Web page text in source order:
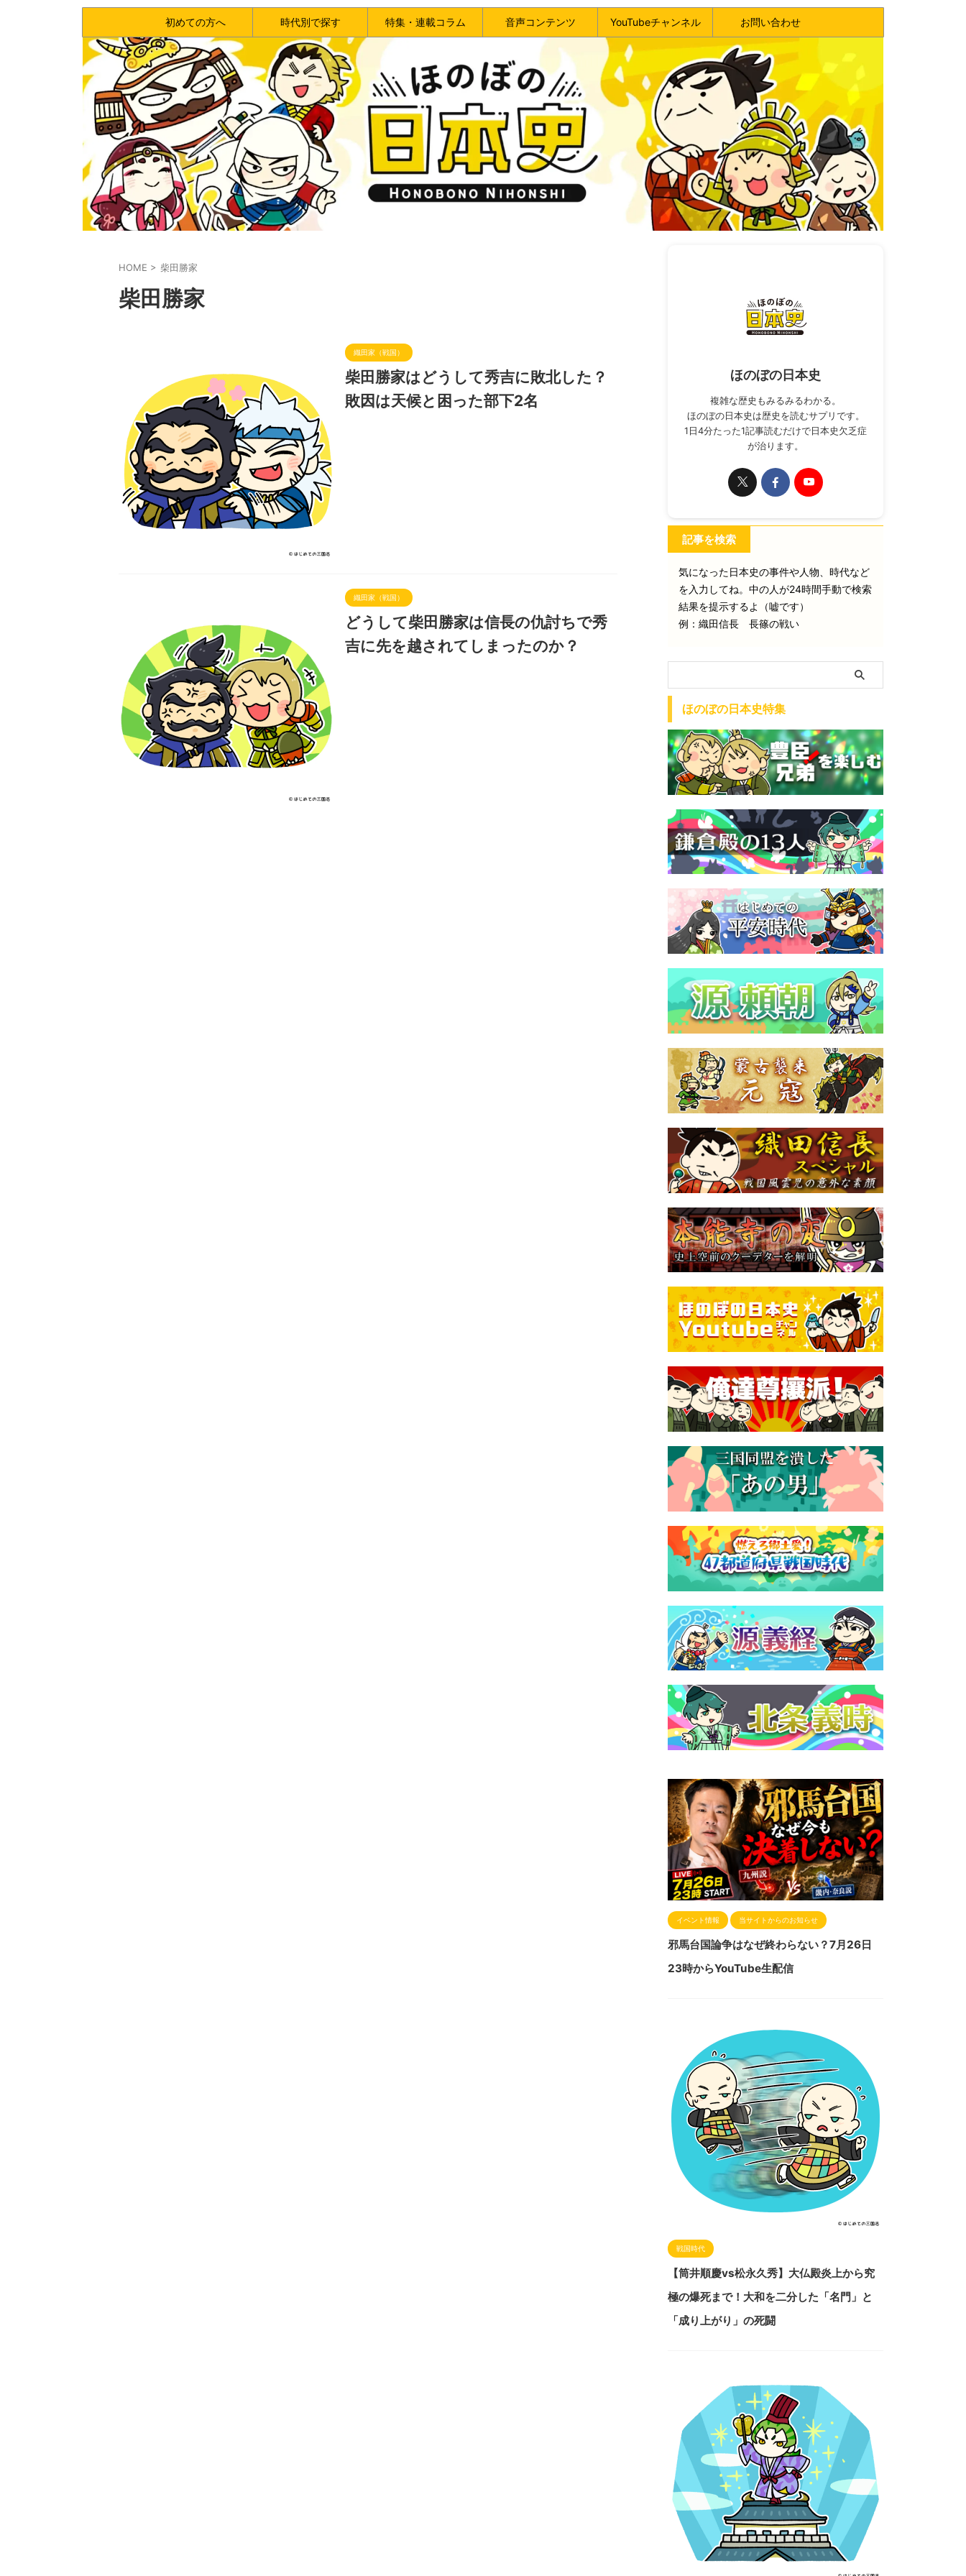
初めての方へ 時代別で探す 特集・連載コラム 音声コンテンツ YouTubeチャンネル お問い合わせ
HOME > 柴田勝家
柴田勝家
織田家（戦国）
柴田勝家はどうして秀吉に敗北した？
敗因は天候と困った部下2名
織田家（戦国）
どうして柴田勝家は信長の仇討ちで秀
吉に先を越されてしまったのか？
ほのぼの日本史
複雑な歴史もみるみるわかる。
ほのぼの日本史は歴史を読むサプリです。
1日4分たった1記事読むだけで日本史欠乏症
が治ります。
記事を検索
気になった日本史の事件や人物、時代など
を入力してね。中の人が24時間手動で検索
結果を提示するよ（嘘です）
例：織田信長 長篠の戦い
ほのぼの日本史特集
イベント情報 当サイトからのお知らせ
邪馬台国論争はなぜ終わらない？7月26日
23時からYouTube生配信
戦国時代
【筒井順慶vs松永久秀】大仏殿炎上から究
極の爆死まで！大和を二分した「名門」と
「成り上がり」の死闘